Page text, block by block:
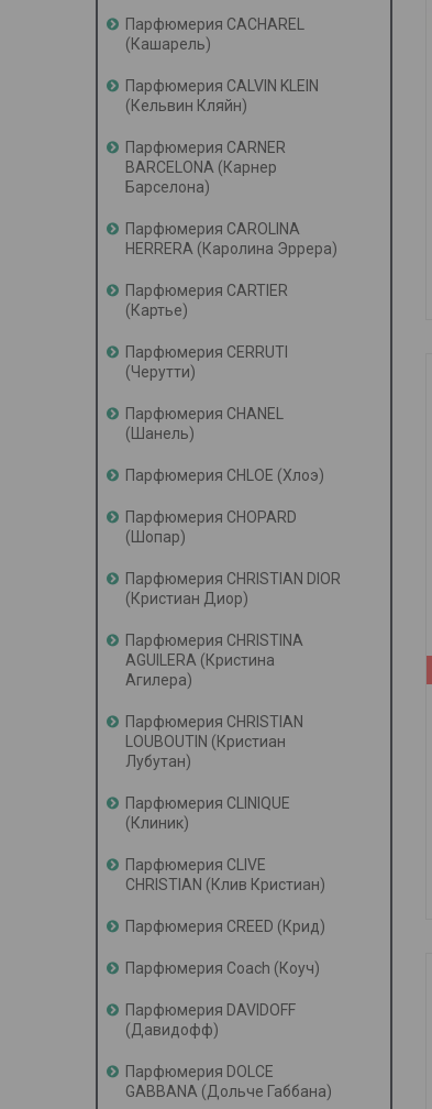
Парфюмерия CACHAREL
(Кашарель)
Парфюмерия CALVIN KLEIN
(Кельвин Кляйн)
Парфюмерия CARNER
BARCELONA (Карнер
Барселона)
Парфюмерия CAROLINA
HERRERA (Каролина Эррера)
Парфюмерия CARTIER
(Картье)
Парфюмерия CERRUTI
(Черутти)
Парфюмерия CHANEL
(Шанель)
Парфюмерия CHLOE (Хлоэ)
Парфюмерия CHOPARD
(Шопар)
Парфюмерия CHRISTIAN DIOR
(Кристиан Диор)
Парфюмерия CHRISTINA
AGUILERA (Кристина
Агилера)
Парфюмерия CHRISTIAN
LOUBOUTIN (Кристиан
Лубутан)
Парфюмерия CLINIQUE
(Клиник)
Парфюмерия CLIVE
CHRISTIAN (Клив Кристиан)
Парфюмерия CREED (Крид)
Парфюмерия Coach (Коуч)
Парфюмерия DAVIDOFF
(Давидофф)
Парфюмерия DOLCE
GABBANA (Дольче Габбана)